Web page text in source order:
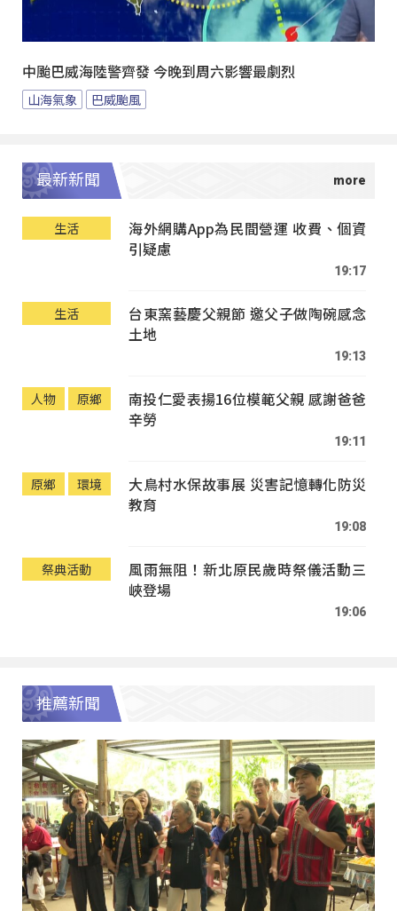
中颱巴威海陸警齊發 今晚到周六影響最劇烈
山海氣象 巴威颱風
最新新聞
生活
海外網購App為民間營運 收費、個資
引疑慮
19:17
生活
台東窯藝慶父親節 邀父子做陶碗感念
土地
19:13
人物 原鄉
南投仁愛表揚16位模範父親 感謝爸爸
辛勞
19:11
原鄉 環境
大鳥村水保故事展 災害記憶轉化防災
教育
19:08
祭典活動
風雨無阻！新北原民歲時祭儀活動三
峽登場
19:06
推薦新聞